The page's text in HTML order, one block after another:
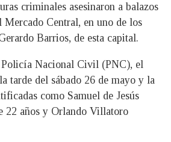
criminales asesinaron a balazos
Mercado Central, en uno de los
Barrios, de esta capital.
Policía Nacional Civil (PNC), el
tarde del sábado 26 de mayo y la
como Samuel de Jesús
22 años y Orlando Villatoro